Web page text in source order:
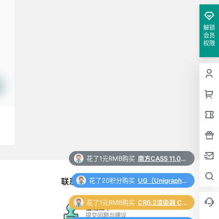
解锁
会员
权限
联系与合作
在线工单
提交问题与建议
花了20积分购买 UG（Unigraphics NX）12.0 安装包下载及安装教程
花了1元RMB购买 CR6.2渲染器 Corona 6.2 for 3ds Max（2014-2022）中/英文版下载和安装教程
花了1元RMB购买 Auto CAD 2024 中文64位破解版+安装教程+Win8/10/11版下载